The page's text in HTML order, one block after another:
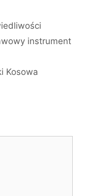
instrument
Kosowa